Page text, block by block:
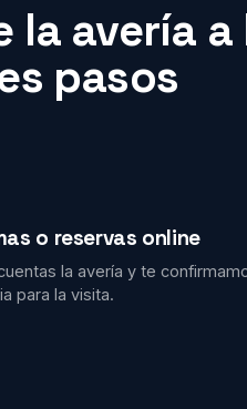
la avería
pasos
o reservas online
la avería y te
para la visita.